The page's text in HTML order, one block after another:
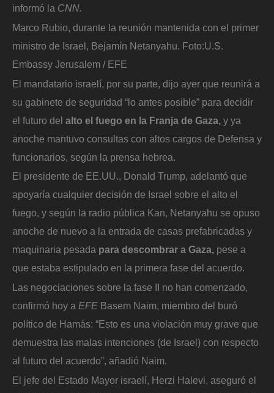
informó la CNN.
Marco Rubio, durante la reunión mantenida con el primer
ministro de Israel, Bejamín Netanyahu. Foto:U.S.
Embassy Jerusalem / EFE
El mandatario israelí, por su parte, dijo ayer que reunirá a
su gabinete de seguridad “lo antes posible” para decidir
el futuro del alto el fuego en la Franja de Gaza, y ya
anoche mantuvo consultas con altos cargos de Defensa y
funcionarios, según la prensa hebrea.
El presidente de EE.UU., Donald Trump, adelantó que
apoyaría cualquier decisión de Israel sobre el alto el
fuego, y según la radio pública Kan, Netanyahu se opuso
anoche de nuevo a la entrada de casas prefabricadas y
maquinaria pesada para descombrar a Gaza, pese a
que estaba estipulado en la primera fase del acuerdo.
Las negociaciones sobre la fase II no han comenzado,
confirmó hoy a EFE Basem Naim, miembro del buró
político de Hamás: “Esto es una violación muy grave que
demuestra las malas intenciones (de Israel) con respecto
al futuro del acuerdo”, añadió Naim.
El jefe del Estado Mayor israelí, Herzi Halevi, aseguró el